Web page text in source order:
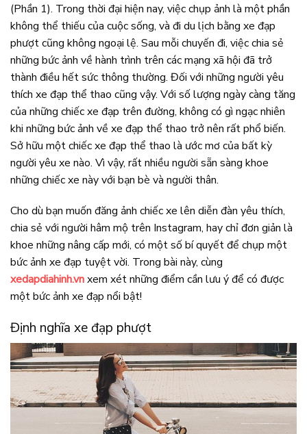
(Phần 1). Trong thời đại hiện nay, việc chụp ảnh là một phần
không thể thiếu của cuộc sống, và đi du lịch bằng xe đạp
phượt cũng không ngoại lệ. Sau mỗi chuyến đi, việc chia sẻ
những bức ảnh về hành trình trên các mạng xã hội đã trở
thành điều hết sức thông thường. Đối với những người yêu
thích xe đạp thể thao cũng vậy. Với số lượng ngày càng tăng
của những chiếc xe đạp trên đường, không có gì ngạc nhiên
khi những bức ảnh về xe đạp thể thao trở nên rất phổ biến.
Sở hữu một chiếc xe đạp thể thao là ước mơ của bất kỳ
người yêu xe nào. Vì vậy, rất nhiều người sẵn sàng khoe
những chiếc xe này với bạn bè và người thân.
Cho dù bạn muốn đăng ảnh chiếc xe lên diễn đàn yêu thích,
chia sẻ với người hâm mộ trên Instagram, hay chỉ đơn giản là
khoe những nâng cấp mới, có một số bí quyết để chụp một
bức ảnh xe đạp tuyệt vời. Trong bài này, cùng
xedapdiahinh.vnxem xét những điểm cần lưu ý để có được
một bức ảnh xe đạp nổi bật!
Định nghĩa xe đạp phượt